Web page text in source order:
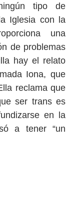
tipo de
Iglesia con la
una
de problemas
hay el relato
Iona, que
reclama que
ser trans es
en la
a tener “un